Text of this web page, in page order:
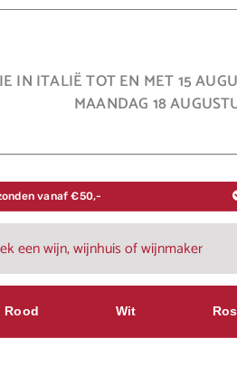
IN ITALIË TOT EN MET 15
MAANDAG 18
vanaf €50,-
Rood Wit